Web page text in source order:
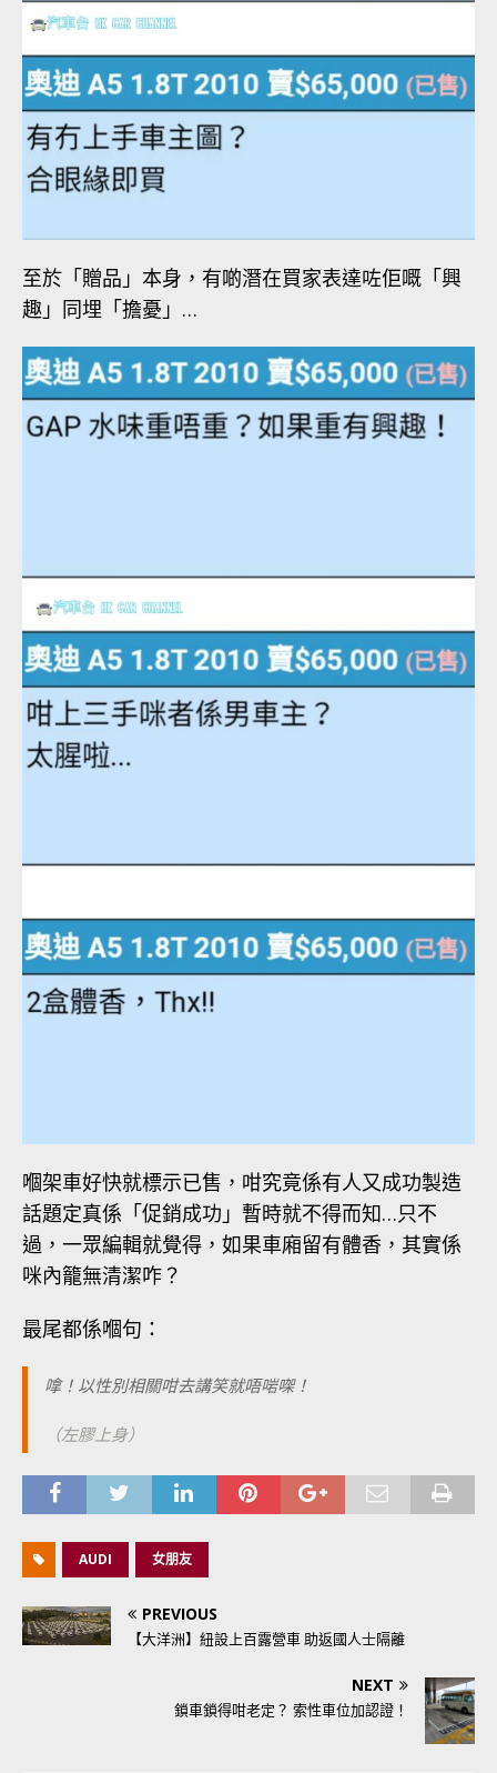
至於「贈品」本身，有啲潛在買家表達咗佢嘅「興
趣」同埋「擔憂」…
嗰架車好快就標示已售，咁究竟係有人又成功製造
話題定真係「促銷成功」暫時就不得而知…只不
過，一眾編輯就覺得，如果車廂留有體香，其實係
咪內籠無清潔咋？
最尾都係嗰句：
嗱！以性別相關咁去講笑就唔啱㗎！
（左膠上身）
AUDI 女朋友
PREVIOUS
【大洋洲】紐設上百露營車 助返國人士隔離
NEXT
鎖車鎖得咁老定？ 索性車位加認證！